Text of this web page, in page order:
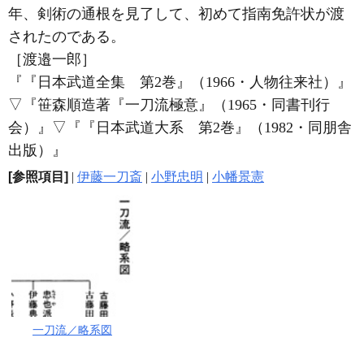
年、剣術の通根を見了して、初めて指南免許状が渡
されたのである。
［渡邉一郎］
『『日本武道全集 第2巻』（1966・人物往来社）』
▽ 『笹森順造著『一刀流極意』（1965・同書刊行
会）』 ▽ 『『日本武道大系 第2巻』（1982・同朋舎
出版）』
[参照項目] | 伊藤一刀斎 | 小野忠明 | 小幡景憲
一刀流／略系図